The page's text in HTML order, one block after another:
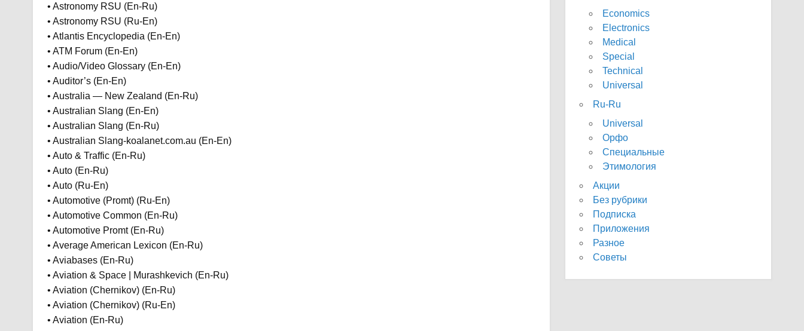
• Astronomy RSU (En-Ru)
• Astronomy RSU (Ru-En)
• Atlantis Encyclopedia (En-En)
• ATM Forum (En-En)
• Audio/Video Glossary (En-En)
• Auditor’s (En-En)
• Australia — New Zealand (En-Ru)
• Australian Slang (En-En)
• Australian Slang (En-Ru)
• Australian Slang-koalanet.com.au (En-En)
• Auto & Traffic (En-Ru)
• Auto (En-Ru)
• Auto (Ru-En)
• Automotive (Promt) (Ru-En)
• Automotive Common (En-Ru)
• Automotive Promt (En-Ru)
• Average American Lexicon (En-Ru)
• Aviabases (En-Ru)
• Aviation & Space | Murashkevich (En-Ru)
• Aviation (Chernikov) (En-Ru)
• Aviation (Chernikov) (Ru-En)
• Aviation (En-Ru)
Economics
Electronics
Medical
Special
Technical
Universal
Ru-Ru
Universal
Орфо
Специальные
Этимология
Акции
Без рубрики
Подписка
Приложения
Разное
Советы